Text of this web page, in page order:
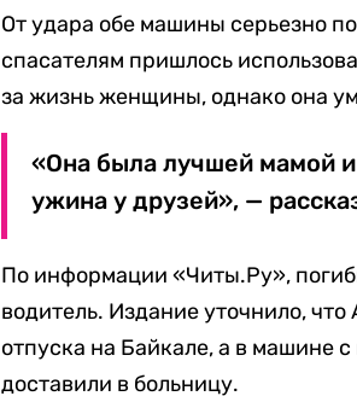
От удара обе машины серьезно
спасателям пришлось
за жизнь женщины, однако она
«Она была лучшей мамой
ужина у друзей», —
По информации «Читы.Ру»,
водитель. Издание уточнило,
отпуска на Байкале, а в машине
доставили в больницу.